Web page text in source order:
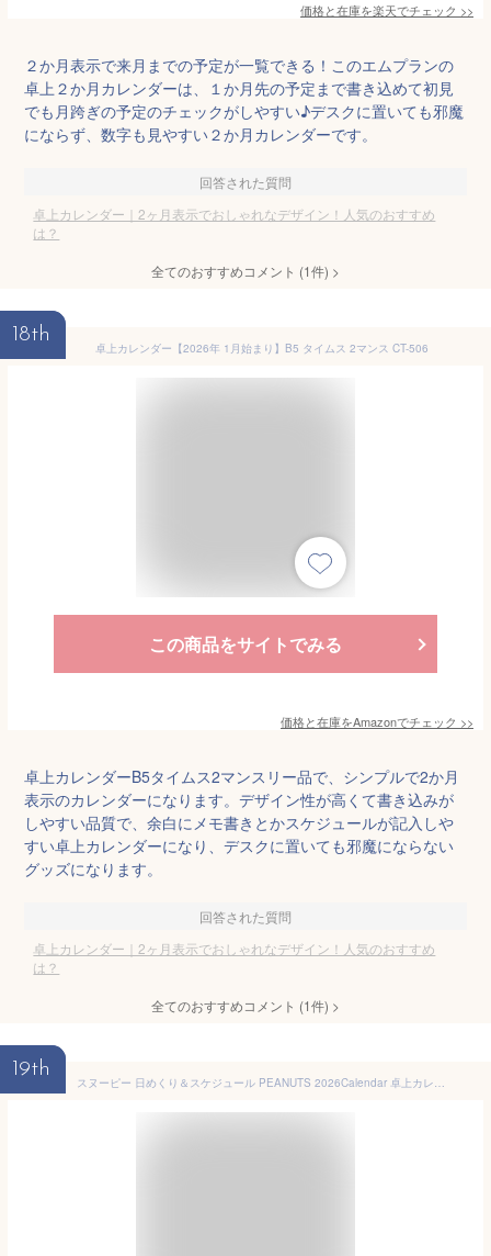
価格と在庫を楽天でチェック >>
２か月表示で来月までの予定が一覧できる！このエムプランの
卓上２か月カレンダーは、１か月先の予定まで書き込めて初見
でも月跨ぎの予定のチェックがしやすい♪デスクに置いても邪魔
にならず、数字も見やすい２か月カレンダーです。
回答された質問
卓上カレンダー｜2ヶ月表示でおしゃれなデザイン！人気のおすすめ
は？
全てのおすすめコメント (1件) >
18th
卓上カレンダー【2026年 1月始まり】B5 タイムス 2マンス CT-506
この商品をサイトでみる
価格と在庫をAmazonでチェック >>
卓上カレンダーB5タイムス2マンスリー品で、シンプルで2か月
表示のカレンダーになります。デザイン性が高くて書き込みが
しやすい品質で、余白にメモ書きとかスケジュールが記入しや
すい卓上カレンダーになり、デスクに置いても邪魔にならない
グッズになります。
回答された質問
卓上カレンダー｜2ヶ月表示でおしゃれなデザイン！人気のおすすめ
は？
全てのおすすめコメント (1件) >
19th
スヌーピー 日めくり＆スケジュール PEANUTS 2026Calendar 卓上カレンダー2026年 スケジュール ピーナッツ APJ イラスト 書き込み キャラクター 令和8年暦 メール便可 シネマコレクション